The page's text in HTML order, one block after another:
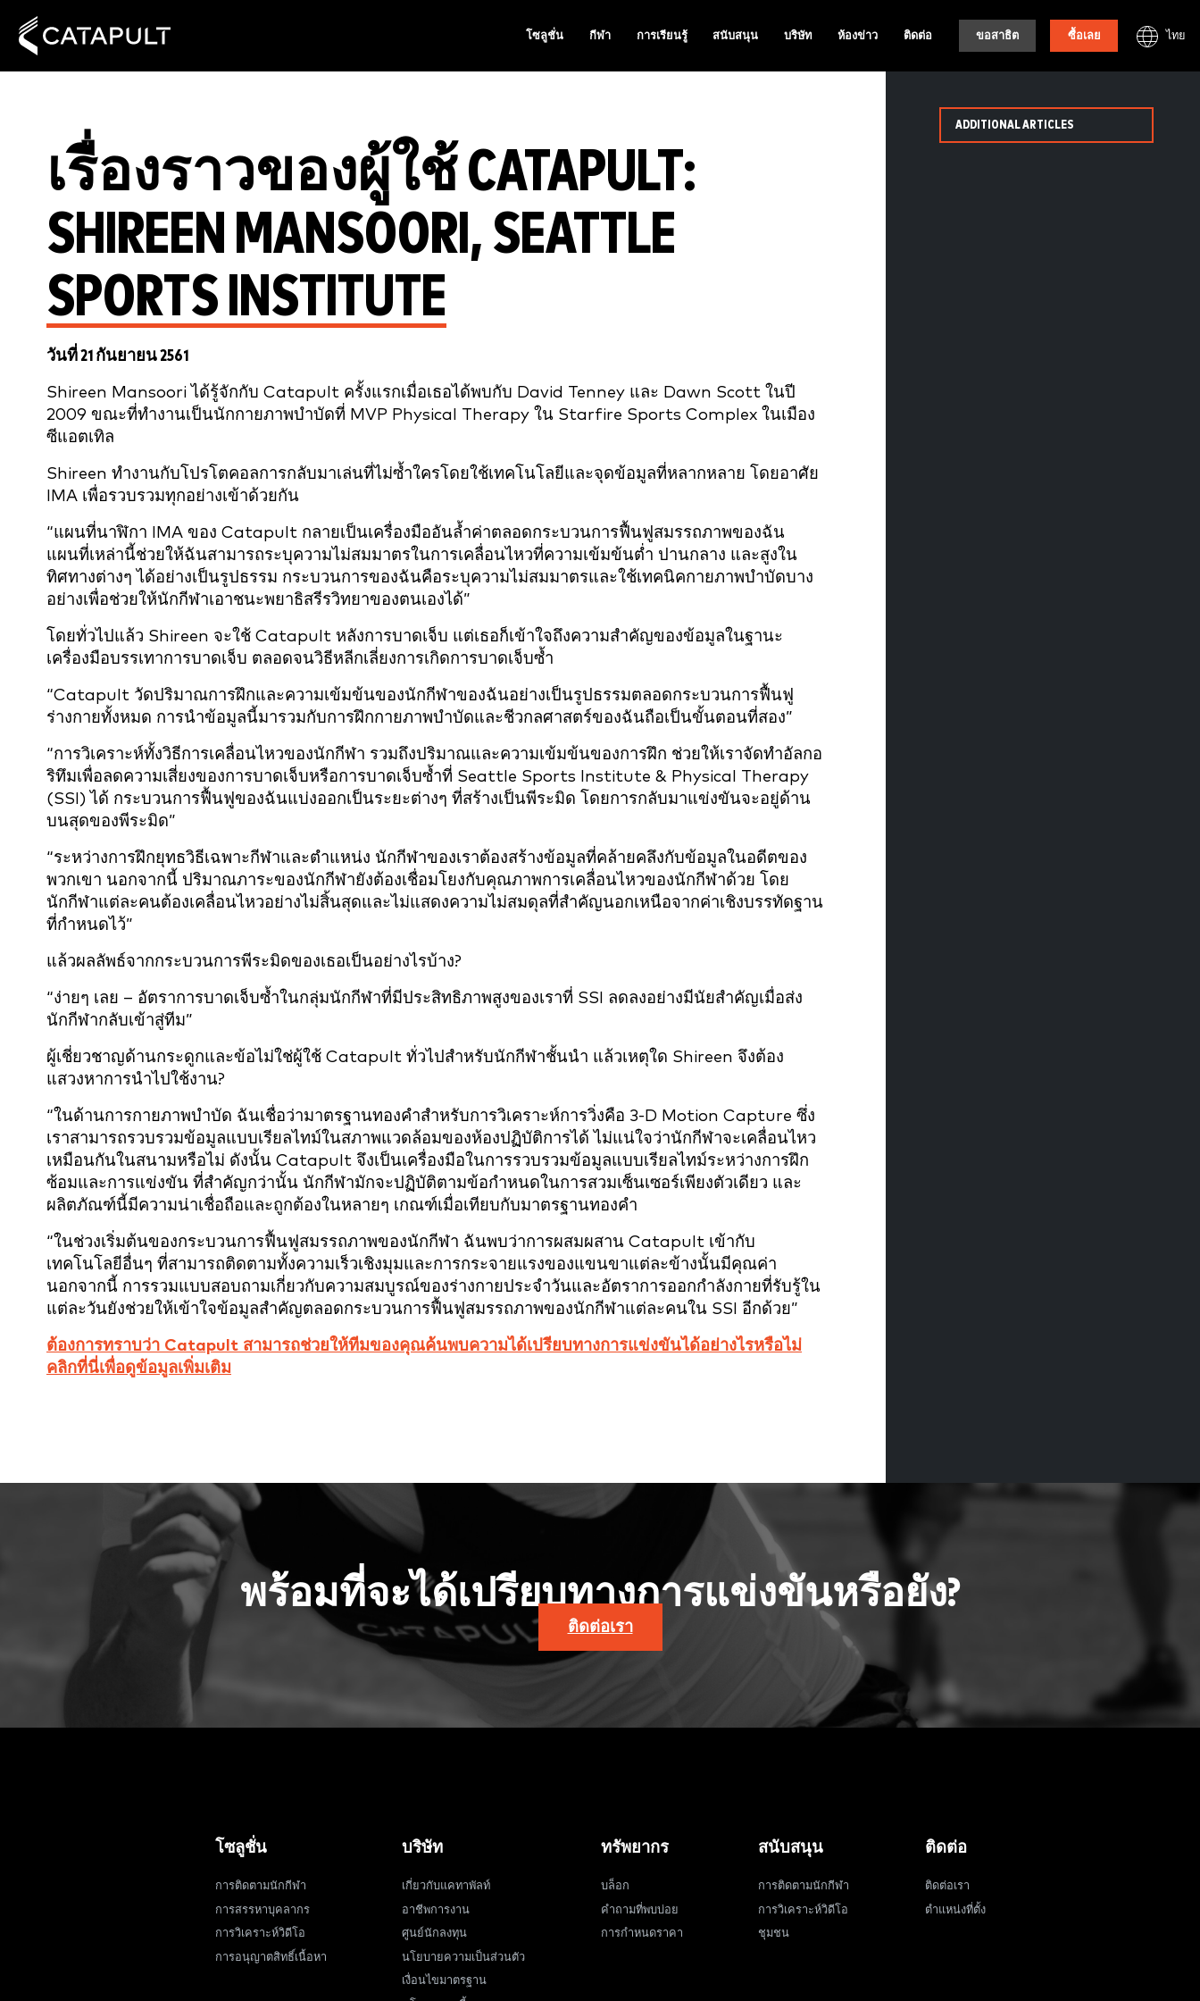
โซลูชั่น กีฬา การเรียนรู้ สนับสนุน บริษัท ห้องข่าว ติดต่อ ขอสาธิต ซื้อเลย ไทย
เรื่องราวของผู้ใช้ CATAPULT:
SHIREEN MANSOORI, SEATTLE
SPORTS INSTITUTE
วันที่ 21 กันยายน 2561
Shireen Mansoori ได้รู้จักกับ Catapult ครั้งแรกเมื่อเธอได้พบกับ David Tenney และ Dawn Scott ในปี
2009 ขณะที่ทำงานเป็นนักกายภาพบำบัดที่ MVP Physical Therapy ใน Starfire Sports Complex ในเมือง
ซีแอตเทิล
Shireen ทำงานกับโปรโตคอลการกลับมาเล่นที่ไม่ซ้ำใครโดยใช้เทคโนโลยีและจุดข้อมูลที่หลากหลาย โดยอาศัย
IMA เพื่อรวบรวมทุกอย่างเข้าด้วยกัน
“แผนที่นาฬิกา IMA ของ Catapult กลายเป็นเครื่องมืออันล้ำค่าตลอดกระบวนการฟื้นฟูสมรรถภาพของฉัน
แผนที่เหล่านี้ช่วยให้ฉันสามารถระบุความไม่สมมาตรในการเคลื่อนไหวที่ความเข้มข้นต่ำ ปานกลาง และสูงใน
ทิศทางต่างๆ ได้อย่างเป็นรูปธรรม กระบวนการของฉันคือระบุความไม่สมมาตรและใช้เทคนิคกายภาพบำบัดบาง
อย่างเพื่อช่วยให้นักกีฬาเอาชนะพยาธิสรีรวิทยาของตนเองได้”
โดยทั่วไปแล้ว Shireen จะใช้ Catapult หลังการบาดเจ็บ แต่เธอก็เข้าใจถึงความสำคัญของข้อมูลในฐานะ
เครื่องมือบรรเทาการบาดเจ็บ ตลอดจนวิธีหลีกเลี่ยงการเกิดการบาดเจ็บซ้ำ
“Catapult วัดปริมาณการฝึกและความเข้มข้นของนักกีฬาของฉันอย่างเป็นรูปธรรมตลอดกระบวนการฟื้นฟู
ร่างกายทั้งหมด การนำข้อมูลนี้มารวมกับการฝึกกายภาพบำบัดและชีวกลศาสตร์ของฉันถือเป็นขั้นตอนที่สอง”
“การวิเคราะห์ทั้งวิธีการเคลื่อนไหวของนักกีฬา รวมถึงปริมาณและความเข้มข้นของการฝึก ช่วยให้เราจัดทำอัลกอ
ริทึมเพื่อลดความเสี่ยงของการบาดเจ็บหรือการบาดเจ็บซ้ำที่ Seattle Sports Institute & Physical Therapy
(SSI) ได้ กระบวนการฟื้นฟูของฉันแบ่งออกเป็นระยะต่างๆ ที่สร้างเป็นพีระมิด โดยการกลับมาแข่งขันจะอยู่ด้าน
บนสุดของพีระมิด”
“ระหว่างการฝึกยุทธวิธีเฉพาะกีฬาและตำแหน่ง นักกีฬาของเราต้องสร้างข้อมูลที่คล้ายคลึงกับข้อมูลในอดีตของ
พวกเขา นอกจากนี้ ปริมาณภาระของนักกีฬายังต้องเชื่อมโยงกับคุณภาพการเคลื่อนไหวของนักกีฬาด้วย โดย
นักกีฬาแต่ละคนต้องเคลื่อนไหวอย่างไม่สิ้นสุดและไม่แสดงความไม่สมดุลที่สำคัญนอกเหนือจากค่าเชิงบรรทัดฐาน
ที่กำหนดไว้”
แล้วผลลัพธ์จากกระบวนการพีระมิดของเธอเป็นอย่างไรบ้าง?
“ง่ายๆ เลย – อัตราการบาดเจ็บซ้ำในกลุ่มนักกีฬาที่มีประสิทธิภาพสูงของเราที่ SSI ลดลงอย่างมีนัยสำคัญเมื่อส่ง
นักกีฬากลับเข้าสู่ทีม”
ผู้เชี่ยวชาญด้านกระดูกและข้อไม่ใช่ผู้ใช้ Catapult ทั่วไปสำหรับนักกีฬาชั้นนำ แล้วเหตุใด Shireen จึงต้อง
แสวงหาการนำไปใช้งาน?
“ในด้านการกายภาพบำบัด ฉันเชื่อว่ามาตรฐานทองคำสำหรับการวิเคราะห์การวิ่งคือ 3-D Motion Capture ซึ่ง
เราสามารถรวบรวมข้อมูลแบบเรียลไทม์ในสภาพแวดล้อมของห้องปฏิบัติการได้ ไม่แน่ใจว่านักกีฬาจะเคลื่อนไหว
เหมือนกันในสนามหรือไม่ ดังนั้น Catapult จึงเป็นเครื่องมือในการรวบรวมข้อมูลแบบเรียลไทม์ระหว่างการฝึก
ซ้อมและการแข่งขัน ที่สำคัญกว่านั้น นักกีฬามักจะปฏิบัติตามข้อกำหนดในการสวมเซ็นเซอร์เพียงตัวเดียว และ
ผลิตภัณฑ์นี้มีความน่าเชื่อถือและถูกต้องในหลายๆ เกณฑ์เมื่อเทียบกับมาตรฐานทองคำ
“ในช่วงเริ่มต้นของกระบวนการฟื้นฟูสมรรถภาพของนักกีฬา ฉันพบว่าการผสมผสาน Catapult เข้ากับ
เทคโนโลยีอื่นๆ ที่สามารถติดตามทั้งความเร็วเชิงมุมและการกระจายแรงของแขนขาแต่ละข้างนั้นมีคุณค่า
นอกจากนี้ การรวมแบบสอบถามเกี่ยวกับความสมบูรณ์ของร่างกายประจำวันและอัตราการออกกำลังกายที่รับรู้ใน
แต่ละวันยังช่วยให้เข้าใจข้อมูลสำคัญตลอดกระบวนการฟื้นฟูสมรรถภาพของนักกีฬาแต่ละคนใน SSI อีกด้วย”
ต้องการทราบว่า Catapult สามารถช่วยให้ทีมของคุณค้นพบความได้เปรียบทางการแข่งขันได้อย่างไรหรือไม่
คลิกที่นี่เพื่อดูข้อมูลเพิ่มเติม
ADDITIONAL ARTICLES
พร้อมที่จะได้เปรียบทางการแข่งขันหรือยัง?
ติดต่อเรา
โซลูชั่น
การติดตามนักกีฬา
การสรรหาบุคลากร
การวิเคราะห์วิดีโอ
การอนุญาตสิทธิ์เนื้อหา
บริษัท
เกี่ยวกับแคทาพัลท์
อาชีพการงาน
ศูนย์นักลงทุน
นโยบายความเป็นส่วนตัว
เงื่อนไขมาตรฐาน
ทรัพยากร
บล็อก
คำถามที่พบบ่อย
การกำหนดราคา
สนับสนุน
การติดตามนักกีฬา
การวิเคราะห์วิดีโอ
ชุมชน
ติดต่อ
ติดต่อเรา
ตำแหน่งที่ตั้ง